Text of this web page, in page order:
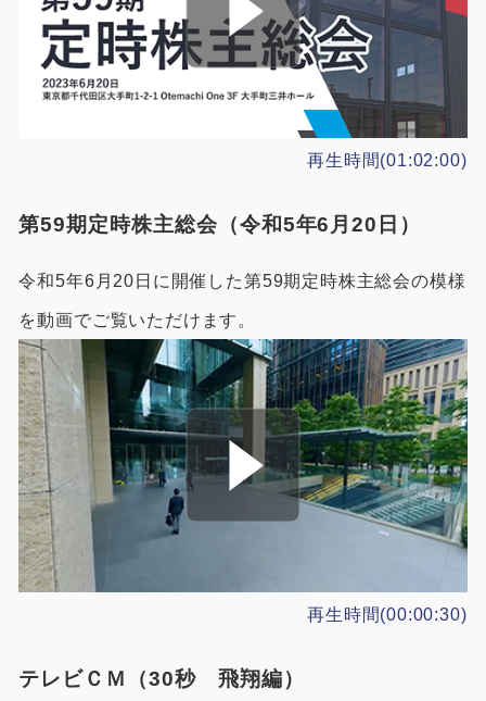
再生時間(01:02:00)
第59期定時株主総会（令和5年6月20日）
令和5年6月20日に開催した第59期定時株主総会の模様
を動画でご覧いただけます。
再生時間(00:00:30)
テレビＣＭ（30秒 飛翔編）